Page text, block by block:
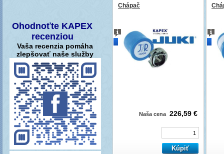
Ohodnoťte KAPEX
recenziou
Vaša recenzia pomáha
zlepšovať naše služby
Chápač
Naša cena 226,59 €
novinka